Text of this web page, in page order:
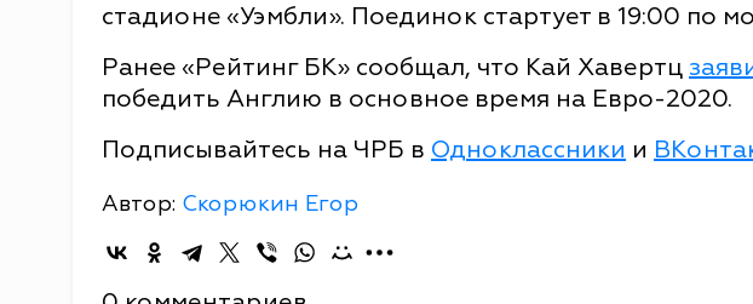
стадионе «Уэмбли». Поединок стартует в 19:00 по
Ранее «Рейтинг БК» сообщал, что Кай Хавертц
победить Англию в основное время на Евро-2020.
Подписывайтесь на ЧРБ в Одноклассники и
Автор: Скорюкин Егор